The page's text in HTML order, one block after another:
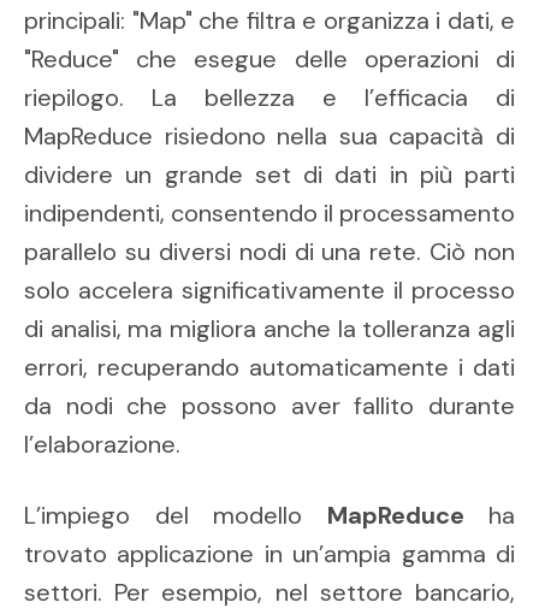
principali: "Map" che filtra e organizza i dati, e
"Reduce" che esegue delle operazioni di
riepilogo. La bellezza e l’efficacia di
MapReduce risiedono nella sua capacità di
dividere un grande set di dati in più parti
indipendenti, consentendo il processamento
parallelo su diversi nodi di una rete. Ciò non
solo accelera significativamente il processo
di analisi, ma migliora anche la tolleranza agli
errori, recuperando automaticamente i dati
da nodi che possono aver fallito durante
l’elaborazione.
L’impiego del modello MapReduce ha
trovato applicazione in un’ampia gamma di
settori. Per esempio, nel settore bancario,